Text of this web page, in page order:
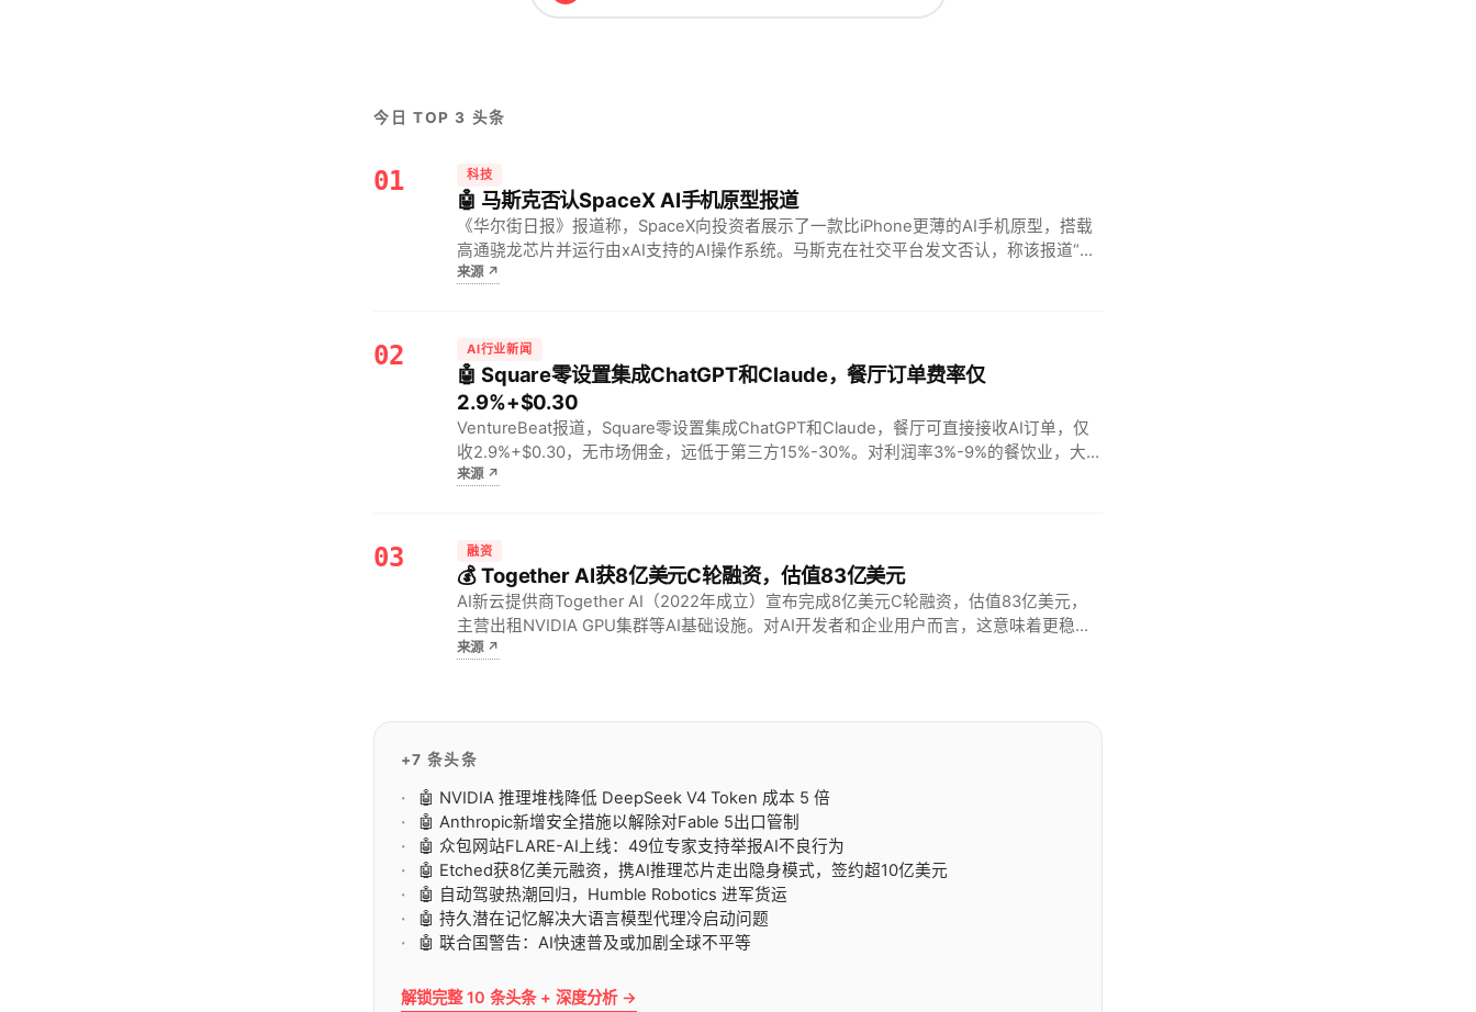
今日 TOP 3 头条
01 科技
🤖 马斯克否认SpaceX AI手机原型报道
《华尔街日报》报道称，SpaceX向投资者展示了一款比iPhone更薄的AI手机原型，搭载
高通骁龙芯片并运行由xAI支持的AI操作系统。马斯克在社交平台发文否认，称该报道“完
全错误”。对投资者与科技爱好者而言，这一消息意味着SpaceX正…
来源↗
02 AI行业新闻
🤖 Square零设置集成ChatGPT和Claude，餐厅订单费率仅
2.9%+$0.30
VentureBeat报道，Square零设置集成ChatGPT和Claude，餐厅可直接接收AI订单，仅
收2.9%+$0.30，无市场佣金，远低于第三方15%-30%。对利润率3%-9%的餐饮业，大幅
降本并脱钩高佣金平台。
来源↗
03 融资
💰 Together AI获8亿美元C轮融资，估值83亿美元
AI新云提供商Together AI（2022年成立）宣布完成8亿美元C轮融资，估值83亿美元，
主营出租NVIDIA GPU集群等AI基础设施。对AI开发者和企业用户而言，这意味着更稳
定、可扩展的算力供应，也凸显投资者对AI云服务市场增长…
来源↗
+7 条头条
🤖 NVIDIA 推理堆栈降低 DeepSeek V4 Token 成本 5 倍
🤖 Anthropic新增安全措施以解除对Fable 5出口管制
🤖 众包网站FLARE-AI上线：49位专家支持举报AI不良行为
🤖 Etched获8亿美元融资，携AI推理芯片走出隐身模式，签约超10亿美元
🤖 自动驾驶热潮回归，Humble Robotics 进军货运
🤖 持久潜在记忆解决大语言模型代理冷启动问题
🤖 联合国警告：AI快速普及或加剧全球不平等
解锁完整 10 条头条 + 深度分析 →